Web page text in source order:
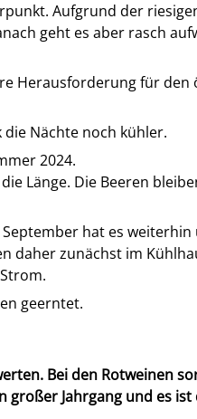
Aufgrund der
geht es aber rasch
Herausforderung für den
Nächte noch kühler.
2024.
Länge. Die Beeren
hat es weiterhin
daher zunächst im
geerntet.
Bei den Rotweinen
Jahrgang und es